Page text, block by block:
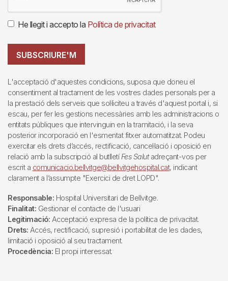
He llegit i accepto la Política de privacitat
SUBSCRIURE'M
L'acceptació d'aquestes condicions, suposa que doneu el
consentiment al tractament de les vostres dades personals per a
la prestació dels serveis que sol·liciteu a través d'aquest portal i, si
escau, per fer les gestions necessàries amb les administracions o
entitats públiques que intervinguin en la tramitació, i la seva
posterior incorporació en l'esmentat fitxer automatitzat. Podeu
exercitar els drets d’accés, rectificació, cancel·lació i oposició en
relació amb la subscripció al butlletí Fes Salutadreçant-vos per
escrit a comunicacio.bellvitge@bellvitgehospital.cat, indicant
clarament a l’assumpte "Exercici de dret LOPD".
Responsable: Hospital Universitari de Bellvitge.
Finalitat: Gestionar el contacte de l'usuari
Legitimació: Acceptació expresa de la política de privacitat.
Drets: Accés, rectificació, supresió i portabilitat de les dades,
limitació i oposició al seu tractament.
Procedència: El propi interessat.